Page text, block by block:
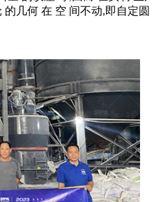
几何 在 空 间不动,即自定圆